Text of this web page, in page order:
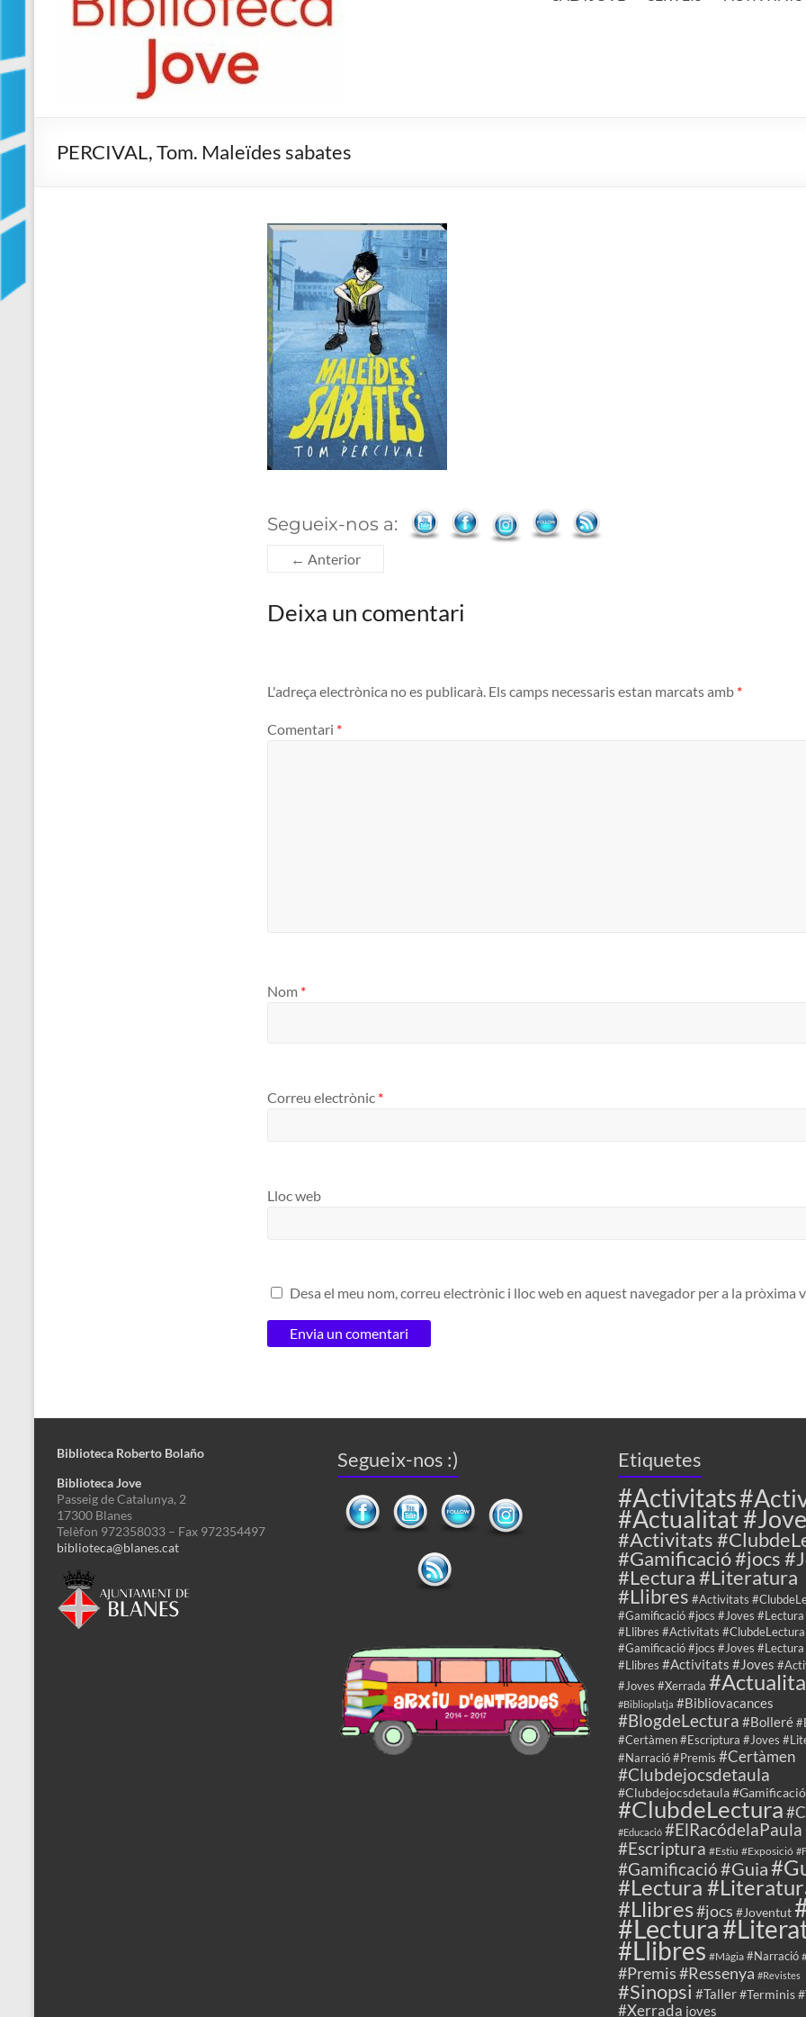
Jove
PERCIVAL, Tom. Maleïdes sabates
Segueix-nos a:
← Anterior
Deixa un comentari
L'adreça electrònica no es publicarà. Els camps necessaris estan marcats amb *
Comentari *
Nom *
Correu electrònic *
Lloc web
Desa el meu nom, correu electrònic i lloc web en aquest navegador per a la pròxima
Biblioteca Roberto Bolaño
Biblioteca Jove
Passeig de Catalunya, 2
17300 Blanes
Telèfon 972358033 – Fax 972354497
biblioteca@blanes.cat
Segueix-nos :) Etiquetes
#Activitats
#Actualitat
#Activitats
#Gamificació #jocs
#Lectura #Literatura
#Llibres #Activitats
#Gamificació #jocs #Joves
#Llibres #Activitats #ClubdeLectura
#Gamificació #jocs #Joves
#Llibres #Activitats #Joves
#Joves #Xerrada
#Biblioplatja #Bibliovacances
#BlogdeLectura #Bolleré
#Certàmen #Escriptura #Joves
#Narració #Premis #Certàmen
#Clubdejocsdetaula
#Clubdejocsdetaula
#ClubdeLectura
#Educació #ElRacódelaPaula
#Escriptura #Estiu #Exposició
#Gamificació#Guia
#Lectura
#Llibres#jocs #Joventut
#Lectura
#Llibres #Màgia #Narració
#Premis#Ressenya #Revistes
#Sinopsi #Taller#Terminis
#Xerrada joves